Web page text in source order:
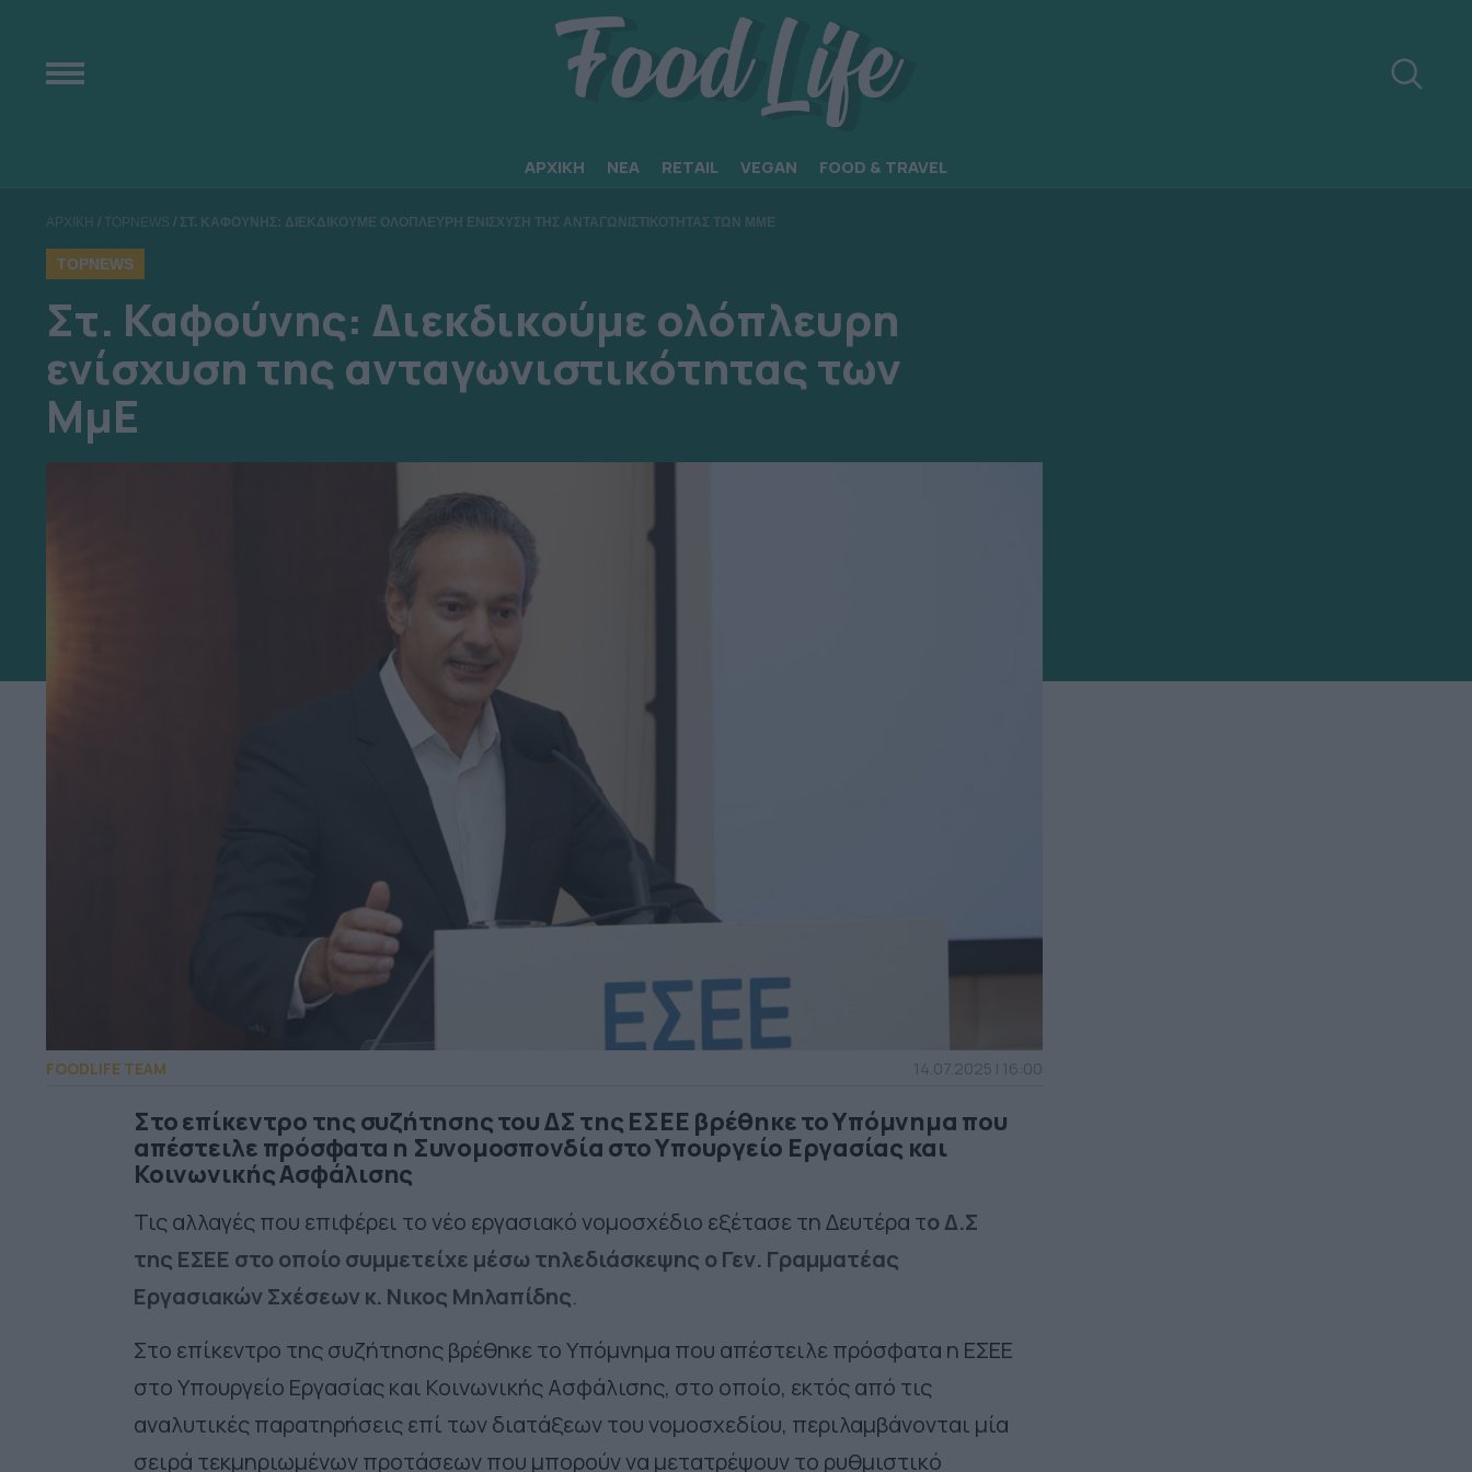
ΑΡΧΙΚΗ ΝΕΑ RETAIL VEGAN FOOD & TRAVEL
ΑΡΧΙΚΗ / TOPNEWS / ΣΤ. ΚΑΦΟΥΝΗΣ: ΔΙΕΚΔΙΚΟΥΜΕ ΟΛΟΠΛΕΥΡΗ ΕΝΙΣΧΥΣΗ ΤΗΣ ΑΝΤΑΓΩΝΙΣΤΙΚΟΤΗΤΑΣ ΤΩΝ ΜΜΕ
TOPNEWS
Στ. Καφούνης: Διεκδικούμε ολόπλευρη
ενίσχυση της ανταγωνιστικότητας των
ΜμΕ
FOODLIFE TEAM 14.07.2025 | 16:00
Στο επίκεντρο της συζήτησης του ΔΣ της ΕΣΕΕ βρέθηκε το Υπόμνημα που
απέστειλε πρόσφατα η Συνομοσπονδία στο Υπουργείο Εργασίας και
Κοινωνικής Ασφάλισης
Τις αλλαγές που επιφέρει το νέο εργασιακό νομοσχέδιο εξέτασε τη Δευτέρα το Δ.Σ
της ΕΣΕΕ στο οποίο συμμετείχε μέσω τηλεδιάσκεψης ο Γεν. Γραμματέας
Εργασιακών Σχέσεων κ. Νικος Μηλαπίδης.
Στο επίκεντρο της συζήτησης βρέθηκε το Υπόμνημα που απέστειλε πρόσφατα η ΕΣΕΕ
στο Υπουργείο Εργασίας και Κοινωνικής Ασφάλισης, στο οποίο, εκτός από τις
αναλυτικές παρατηρήσεις επί των διατάξεων του νομοσχεδίου, περιλαμβάνονται μία
σειρά τεκμηριωμένων προτάσεων που μπορούν να μετατρέψουν το ρυθμιστικό